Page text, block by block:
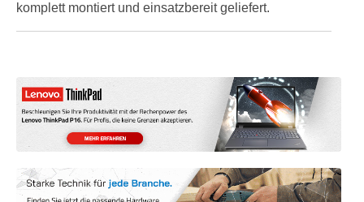
komplett montiert und einsatzbereit geliefert.